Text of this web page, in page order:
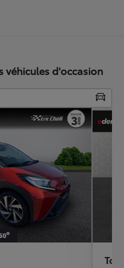
véhicules d'occasion